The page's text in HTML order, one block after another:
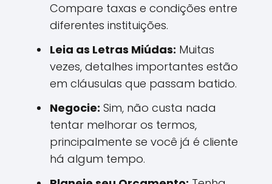
Compare taxas e condições entre
diferentes instituições.
Leia as Letras Miúdas: Muitas
vezes, detalhes importantes estão
em cláusulas que passam batido.
Negocie: Sim, não custa nada
tentar melhorar os termos,
principalmente se você já é cliente
há algum tempo.